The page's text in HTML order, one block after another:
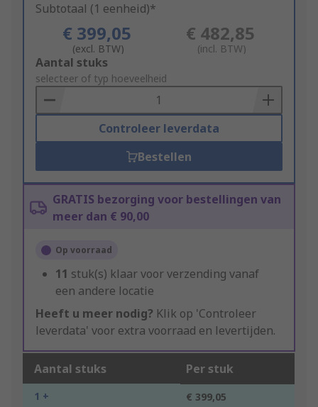
Subtotaal (1 eenheid)*
€ 399,05
(excl. BTW)
€ 482,85
(incl. BTW)
Add
to
Basket
Aantal stuks
selecteer of typ hoeveelheid
Controleer leverdata
Bestellen
GRATIS bezorging voor bestellingen van
meer dan € 90,00
Op voorraad
11 stuk(s) klaar voor verzending vanaf
een andere locatie
Heeft u meer nodig? Klik op 'Controleer
leverdata' voor extra voorraad en levertijden.
Aantal stuks Per stuk
1 + € 399,05